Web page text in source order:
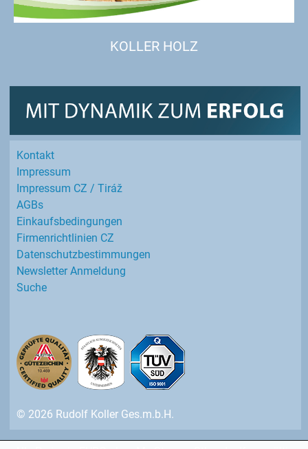
KOLLER HOLZ
Kontakt
Impressum
Impressum CZ / Tiráž
AGBs
Einkaufs­bedingungen
Firmenrichtlinien CZ
Datenschutz­bestimmungen
Newsletter Anmeldung
Suche
© 2026 Rudolf Koller Ges.m.b.H.